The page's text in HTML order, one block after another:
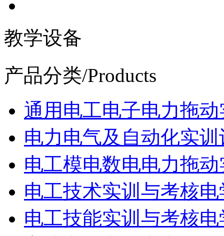
教学设备
产品分类/Products
通用电工电子电力拖
电力电气及自动化实训
电工模电数电电力拖
电工技术实训与考核
电工技能实训与考核